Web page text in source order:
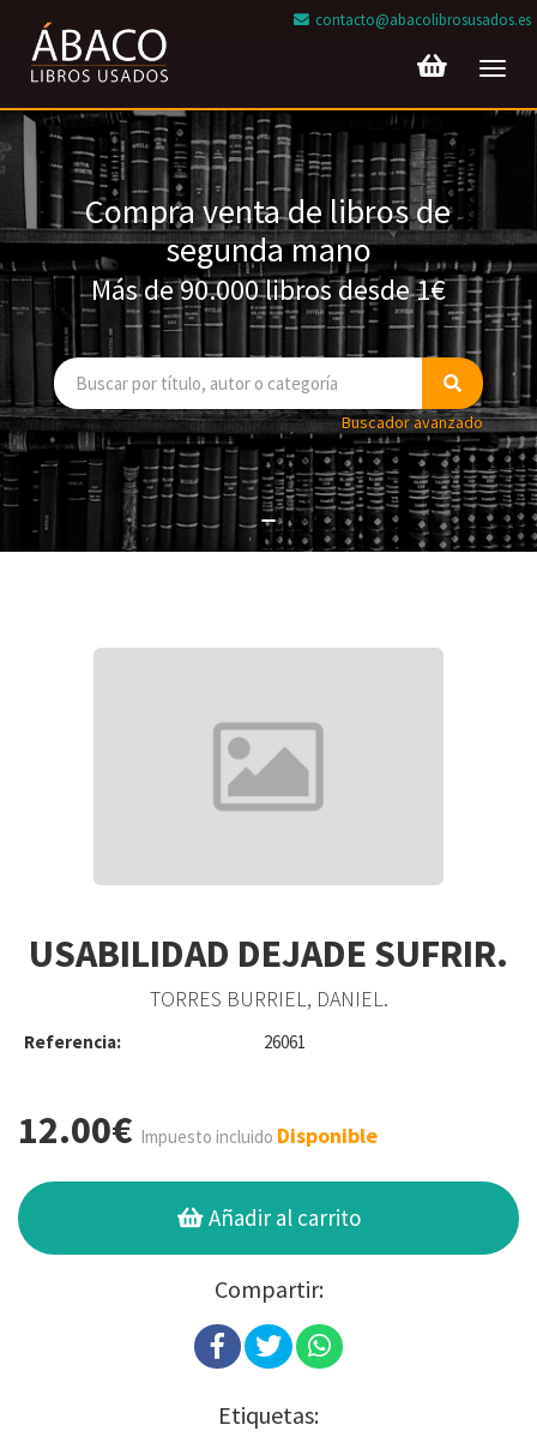
contacto@abacolibrosusados.es
Compra venta de libros de
segunda mano
Más de 90.000 libros desde 1€
Buscador avanzado
USABILIDAD DEJADE SUFRIR.
TORRES BURRIEL, DANIEL.
Referencia: 26061
12.00€ Impuesto incluido Disponible
Añadir al carrito
Compartir:
Etiquetas: